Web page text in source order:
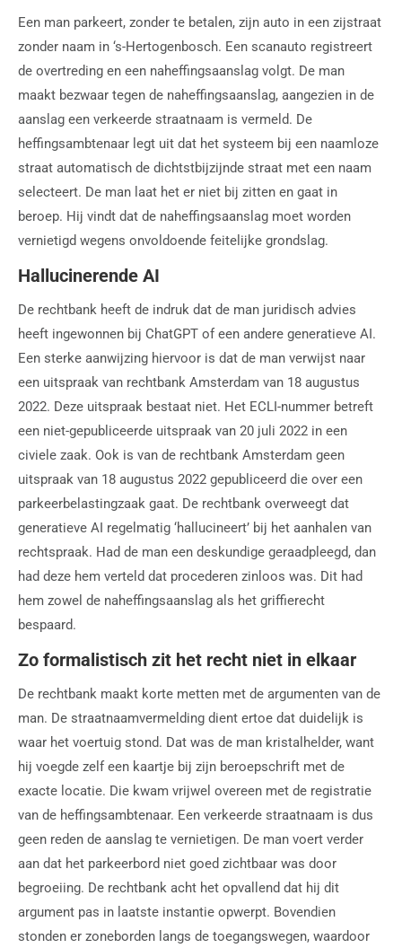
Een man parkeert, zonder te betalen, zijn auto in een zijstraat
zonder naam in ‘s-Hertogenbosch. Een scanauto registreert
de overtreding en een naheffingsaanslag volgt. De man
maakt bezwaar tegen de naheffingsaanslag, aangezien in de
aanslag een verkeerde straatnaam is vermeld. De
heffingsambtenaar legt uit dat het systeem bij een naamloze
straat automatisch de dichtstbijzijnde straat met een naam
selecteert. De man laat het er niet bij zitten en gaat in
beroep. Hij vindt dat de naheffingsaanslag moet worden
vernietigd wegens onvoldoende feitelijke grondslag.
Hallucinerende AI
De rechtbank heeft de indruk dat de man juridisch advies
heeft ingewonnen bij ChatGPT of een andere generatieve AI.
Een sterke aanwijzing hiervoor is dat de man verwijst naar
een uitspraak van rechtbank Amsterdam van 18 augustus
2022. Deze uitspraak bestaat niet. Het ECLI-nummer betreft
een niet-gepubliceerde uitspraak van 20 juli 2022 in een
civiele zaak. Ook is van de rechtbank Amsterdam geen
uitspraak van 18 augustus 2022 gepubliceerd die over een
parkeerbelastingzaak gaat. De rechtbank overweegt dat
generatieve AI regelmatig ‘hallucineert’ bij het aanhalen van
rechtspraak. Had de man een deskundige geraadpleegd, dan
had deze hem verteld dat procederen zinloos was. Dit had
hem zowel de naheffingsaanslag als het griffierecht
bespaard.
Zo formalistisch zit het recht niet in elkaar
De rechtbank maakt korte metten met de argumenten van de
man. De straatnaamvermelding dient ertoe dat duidelijk is
waar het voertuig stond. Dat was de man kristalhelder, want
hij voegde zelf een kaartje bij zijn beroepschrift met de
exacte locatie. Die kwam vrijwel overeen met de registratie
van de heffingsambtenaar. Een verkeerde straatnaam is dus
geen reden de aanslag te vernietigen. De man voert verder
aan dat het parkeerbord niet goed zichtbaar was door
begroeiing. De rechtbank acht het opvallend dat hij dit
argument pas in laatste instantie opwerpt. Bovendien
stonden er zoneborden langs de toegangswegen, waardoor